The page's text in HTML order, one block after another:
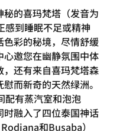
的喜玛梵塔（发音为
到睡眠不足或精神
彩的秘境，尽情舒缓
邀您在幽静氛围中体
还有来自喜玛梵塔森
而新奇的天然绿洲。
配有蒸汽室和泡泡
融入了四位泰国神话
和Busaba）